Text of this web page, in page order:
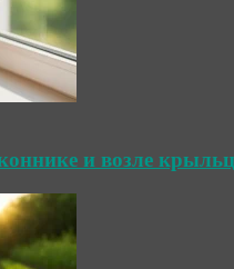
и возле